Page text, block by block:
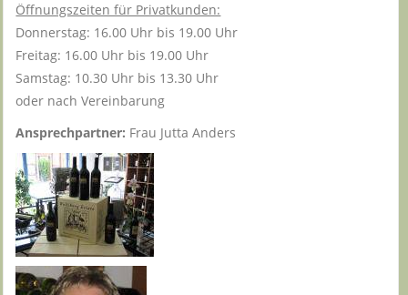
Öffnungszeiten für Privatkunden:
Donnerstag: 16.00 Uhr bis 19.00 Uhr
Freitag: 16.00 Uhr bis 19.00 Uhr
Samstag: 10.30 Uhr bis 13.30 Uhr
oder nach Vereinbarung
Ansprechpartner: Frau Jutta Anders